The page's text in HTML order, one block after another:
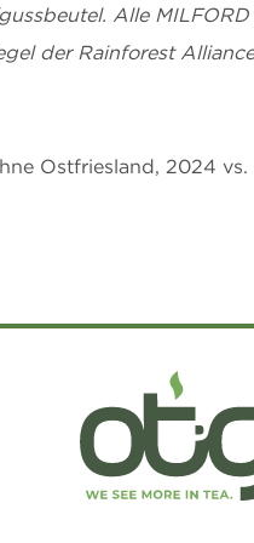
Alle
der Rainforest
Ostfriesland, 2024